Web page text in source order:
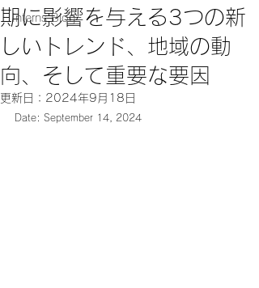
Interns Blog
期に影響を与える3つの新
しいトレンド、地域の動
向、そして重要な要因
更新日： 2024年9月18日
Date: September 14, 2024